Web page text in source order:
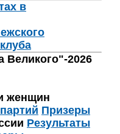
в
Великого"-2026
женщин
Призеры
Результаты